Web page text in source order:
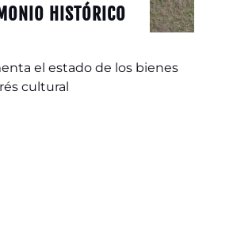
HISTÓRICO
el estado de los bienes
cultural